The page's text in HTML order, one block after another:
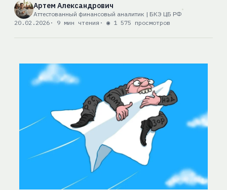
Артем Александрович
Аттестованный финансовый аналитик | БКЭ ЦБ РФ
20.02.2026· 9 мин чтения · ◉ 1 575 просмотров